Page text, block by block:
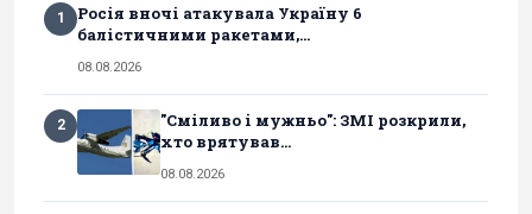
1
Росія вночі атакувала Україну 6
балістичними ракетами,...
08.08.2026
2
"Сміливо і мужньо": ЗМІ розкрили,
хто врятував...
08.08.2026